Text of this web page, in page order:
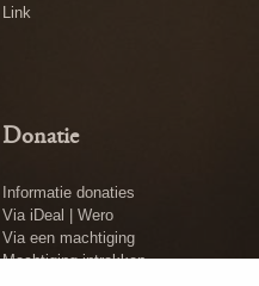
Link
Donatie
Informatie donaties
Via iDeal | Wero
Via een machtiging
Machtiging intrekken